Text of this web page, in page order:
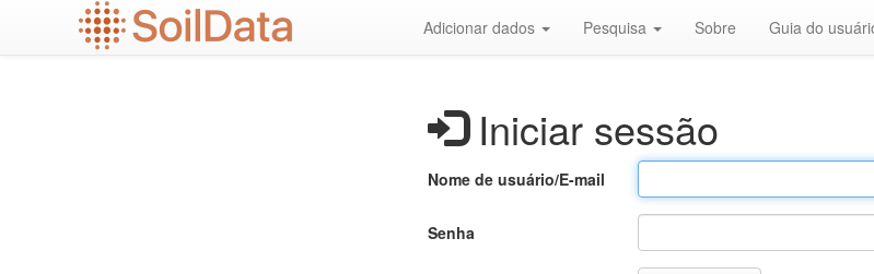
Adicionar dados Pesquisa Sobre Guia do
Iniciar sessão
Nome de usuário/E-mail
Senha